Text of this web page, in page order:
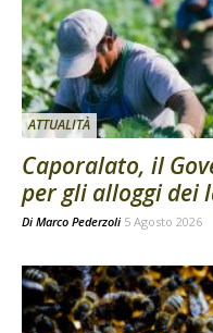
ATTUALITÀ
Caporalato, il
per gli alloggi dei
Di Marco Pederzoli 5 Agosto 2026